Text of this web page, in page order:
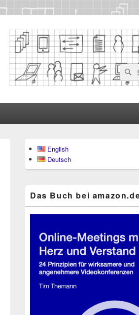
nach:
Seitenleisten-
Widgetbereich
English
Deutsch
Das Buch bei